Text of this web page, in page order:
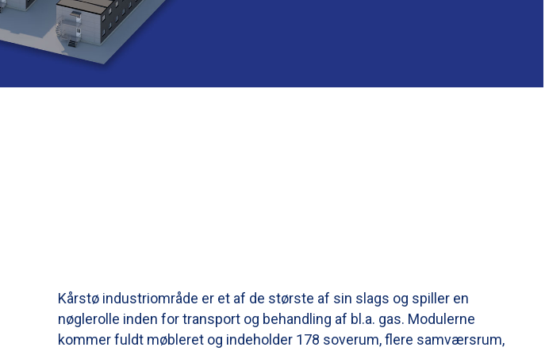
Kårstø industriområde er et af de største af sin slags og spiller en
nøglerolle inden for transport og behandling af bl.a. gas. Modulerne
kommer fuldt møbleret og indeholder 178 soverum, flere samværsrum,